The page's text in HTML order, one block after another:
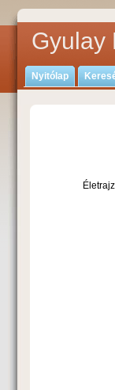
Gyulay
Nyitólap